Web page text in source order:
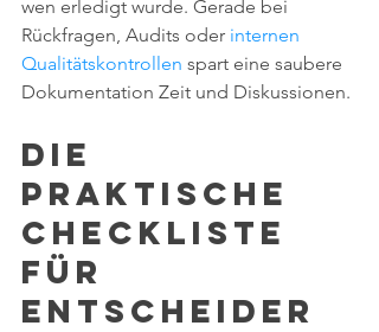
wen erledigt wurde. Gerade bei
Rückfragen, Audits oder internen
Qualitätskontrollen spart eine saubere
Dokumentation Zeit und Diskussionen.
Die
praktische
Checkliste
für
Entscheider